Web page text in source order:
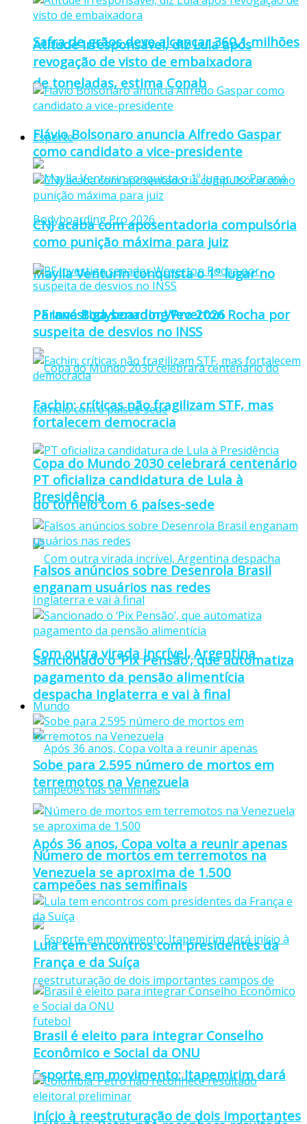
Safra de grãos deve alcançar 360,1 milhões
de toneladas, estima Conab
Esporte
Maylla Venturin conquista o 1º lugar no
Paraná Bodyboarding Pro 2026
Copa do Mundo 2030 celebrará centenário
do torneio com 6 países-sede
Com outra virada incrível, Argentina
despacha Inglaterra e vai à final
Após 36 anos, Copa volta a reunir apenas
campeões nas semifinais
Esporte em movimento: Itapemirim dará
início à reestruturação de dois importantes
Atitude irresponsável, diz Lula após
revogação de visto de embaixadora
Flávio Bolsonaro anuncia Alfredo Gaspar
como candidato a vice-presidente
CNJ acaba com aposentadoria compulsória
como punição máxima para juiz
PF investiga senador Weverton Rocha por
suspeita de desvios no INSS
Fachin: críticas não fragilizam STF, mas
fortalecem democracia
PT oficializa candidatura de Lula à
Presidência
Falsos anúncios sobre Desenrola Brasil
enganam usuários nas redes
Sancionado o ‘Pix Pensão’, que automatiza
pagamento da pensão alimentícia
Mundo
Sobe para 2.595 número de mortos em
terremotos na Venezuela
Número de mortos em terremotos na
Venezuela se aproxima de 1.500
Lula tem encontros com presidentes da
França e da Suíça
Brasil é eleito para integrar Conselho
Econômico e Social da ONU